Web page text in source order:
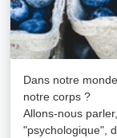
Dans notre
notre corps ?
Allons-nous
"psychologique",